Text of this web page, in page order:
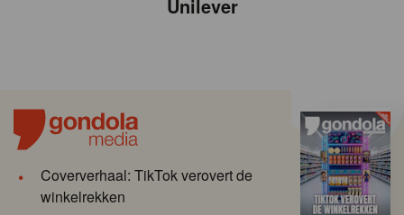
Unilever
Coververhaal: TikTok verovert de
winkelrekken